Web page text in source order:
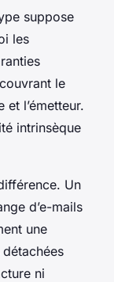
suppose
les
le
l’émetteur.
intrinsèque
Un
d’e-mails
une
ni